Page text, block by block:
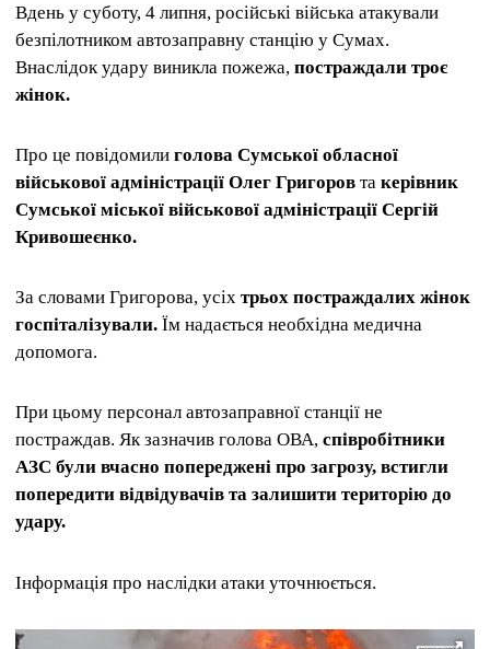
Вдень у суботу, 4 липня, російські війська атакували
безпілотником автозаправну станцію у Сумах.
Внаслідок удару виникла пожежа, постраждали троє
жінок.
Про це повідомили голова Сумської обласної
військової адміністрації Олег Григоров та керівник
Сумської міської військової адміністрації Сергій
Кривошеєнко.
За словами Григорова, усіх трьох постраждалих жінок
госпіталізували. Їм надається необхідна медична
допомога.
При цьому персонал автозаправної станції не
постраждав. Як зазначив голова ОВА, співробітники
АЗС були вчасно попереджені про загрозу, встигли
попередити відвідувачів та залишити територію до
удару.
Інформація про наслідки атаки уточнюється.